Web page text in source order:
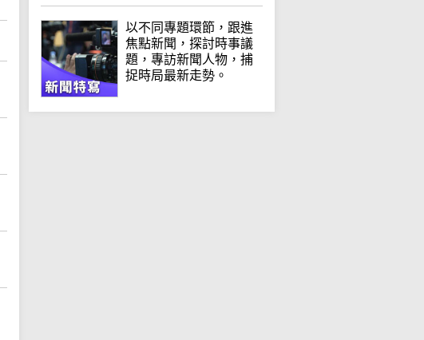
以不同專題環節，跟進
焦點新聞，探討時事議
題，專訪新聞人物，捕
捉時局最新走勢。